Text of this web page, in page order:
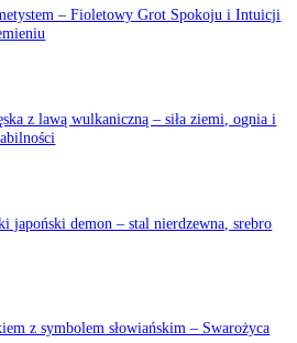
– Fioletowy Grot Spokoju i Intuicji
z lawą wulkaniczną – siła ziemi, ognia i
japoński demon – stal nierdzewna, srebro
z symbolem słowiańskim – Swarożyca